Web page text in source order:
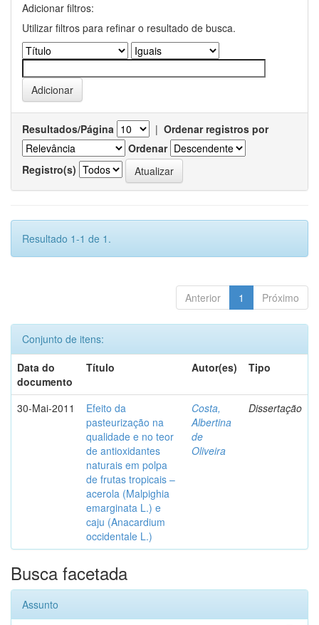
Adicionar filtros:
Utilizar filtros para refinar o resultado de busca.
Resultados/Página | Ordenar registros por
Ordenar
Registro(s)
Resultado 1-1 de 1.
Anterior 1 Próximo
Conjunto de itens:
Data do
documento
Título Autor(es) Tipo
30-Mai-2011
Efeito da
pasteurização na
qualidade e no teor
de antioxidantes
naturais em polpa
de frutas tropicais –
acerola (Malpighia
emarginata L.) e
caju (Anacardium
occidentale L.)
Costa,
Albertina
de
Oliveira
Dissertação
Busca facetada
Assunto